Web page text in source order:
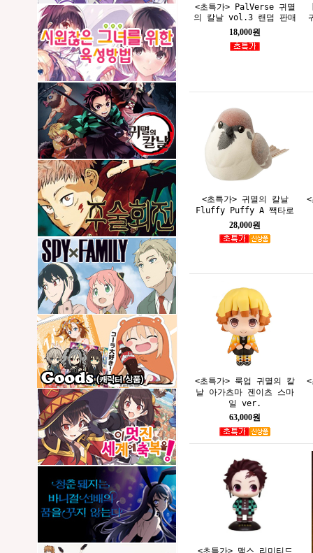
<초특가> PalVerse 귀멸
의 칼날 vol.3 랜덤 판매
18,000원
<초특가> 귀멸의 칼날
Fluffy Puffy A 짹타로
28,000원
<초특가> 룩업 귀멸의 칼
날 아가츠마 젠이츠 스마
일 ver.
63,000원
<초특가> 맥스 리미티드